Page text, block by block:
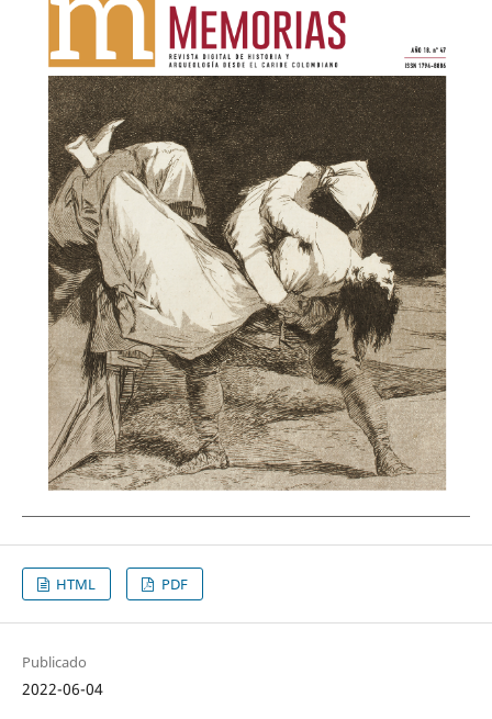
HTML PDF
Publicado
2022-06-04